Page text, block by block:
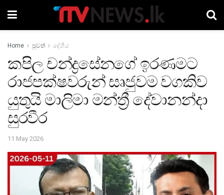
Home පුවත් දේශීය
කපිල චන්ද්‍රසේනගේ ඉරණමට
රාජපක්ෂවරුන් සෘජුවම වගකිව
යුතුයි මාලිමා මන්ත්‍රී දේවානන්දා
සුරවීර
11 May 2026